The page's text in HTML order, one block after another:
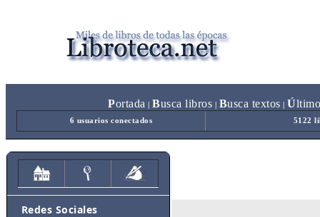
Portada Busca libros Busca textos Ú
6 usuarios conectados 5122
Redes Sociales